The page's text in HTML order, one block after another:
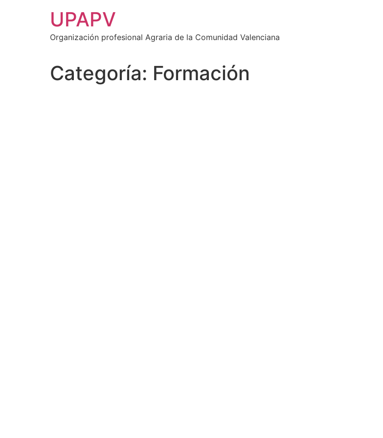
UPAPV
Organización profesional Agraria de la Comunidad Valenciana
Categoría: Formación